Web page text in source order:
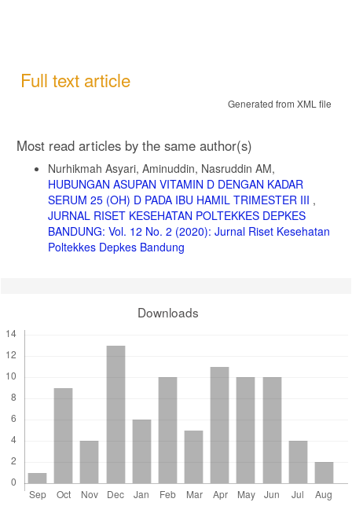
Full text article
Generated from XML file
Article
Details
Most read articles by the same author(s)
Nurhikmah Asyari, Aminuddin, Nasruddin AM,
HUBUNGAN ASUPAN VITAMIN D DENGAN KADAR
SERUM 25 (OH) D PADA IBU HAMIL TRIMESTER III ,
JURNAL RISET KESEHATAN POLTEKKES DEPKES
BANDUNG: Vol. 12 No. 2 (2020): Jurnal Riset Kesehatan
Poltekkes Depkes Bandung
Downloads